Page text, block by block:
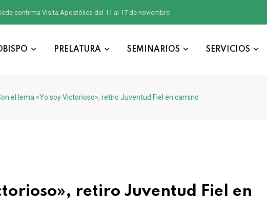
confirma Visita Apostólica del 11 al 17 de noviembre
PRELATURA SEMINARIOS SERVICIOS
el lema «Yo soy Victorioso», retiro Juventud Fiel en camino
retiro Juventud Fiel en